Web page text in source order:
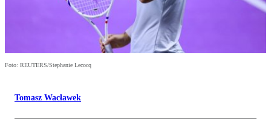
Foto: REUTERS/Stephanie Lecocq
Tomasz Wacławek